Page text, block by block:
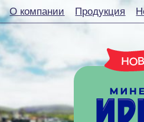
О компании Продукция